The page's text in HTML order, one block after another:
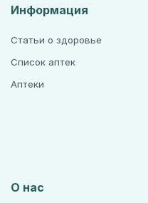
Информация
Статьи о здоровье
Список аптек
Аптеки
О нас